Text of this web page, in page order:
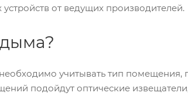
от ведущих производителей.
учитывать тип
подойдут оптические